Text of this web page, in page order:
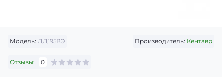
Модель: ДД195ВЭ Производитель: Кентавр
Отзывы: 0